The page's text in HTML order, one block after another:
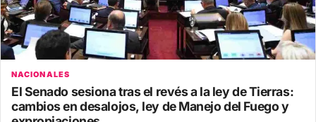
NACIONALES
El Senado sesiona tras el revés a la ley de Tierras:
cambios en desalojos, ley de Manejo del Fuego y